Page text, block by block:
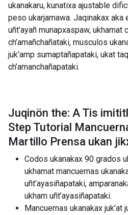
ukanakaru, kunatixa ajustable
peso ukarjamawa. Jaqinakax aka
uñt’ayañ munapxaspaw, ukhamat
ch’amañchañataki, musculos
juk’amp sumaptañapataki, ukat
ch’amanchañapataki.
Juqinön the: A Tis
Step Tutorial
Martillo Prensa ukan
Codos ukanakax 90 grados
ukhamat mancuernas
uñt’ayasiñapataki,
ukham uñt’ayasiñapataki.
Mancuernas ukanakax juk’at